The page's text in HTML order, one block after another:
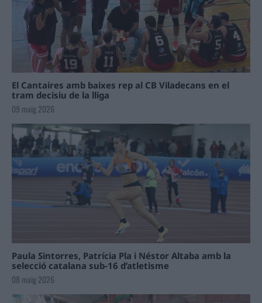
El Cantaires amb baixes rep al CB Viladecans en el
tram decisiu de la lliga
09 maig 2026
Paula Sintorres, Patrícia Pla i Néstor Altaba amb la
selecció catalana sub-16 d’atletisme
08 maig 2026